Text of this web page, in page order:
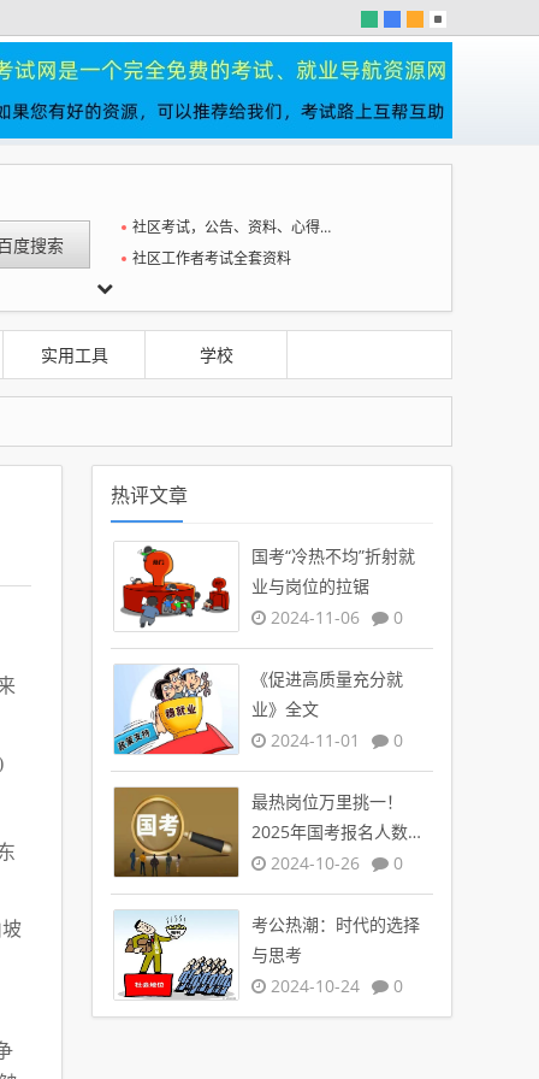
社区考试，公告、资料、心得一站全
社区工作者考试全套资料
实用工具 学校
热评文章
国考“冷热不均”折射就
业与岗位的拉锯
2024-11-06
0
《促进高质量充分就
业》全文
2024-11-01
0
最热岗位万里挑一！
2025年国考报名人数创
新高2024-10-26 0
考公热潮：时代的选择
与思考
2024-10-24
0